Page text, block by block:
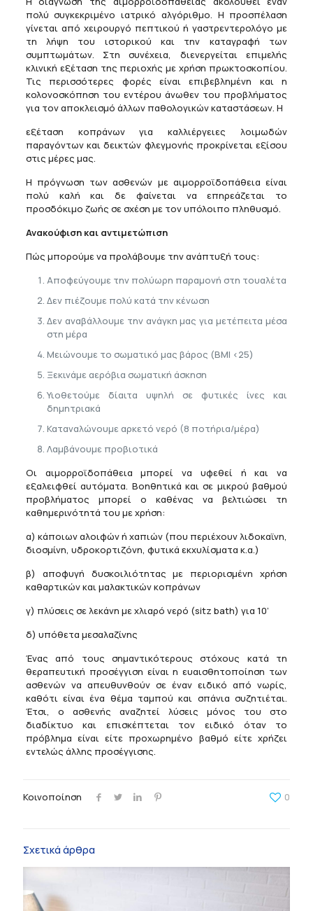
πολύ συγκεκριμένο ιατρικό αλγόριθμο. Η προσπέλαση
γίνεται από χειρουργό πεπτικού ή γαστρεντερολόγο με
τη λήψη του ιστορικού και την καταγραφή των
συμπτωμάτων. Στη συνέχεια, διενεργείται επιμελής
κλινική εξέταση της περιοχής με χρήση πρωκτοσκοπίου.
Τις περισσότερες φορές είναι επιβεβλημένη και η
κολονοσκόπηση του εντέρου άνωθεν του προβλήματος
για τον αποκλεισμό άλλων παθολογικών καταστάσεων. Η
εξέταση κοπράνων για καλλιέργειες λοιμωδών
παραγόντων και δεικτών φλεγμονής προκρίνεται εξίσου
στις μέρες μας.
Η πρόγνωση των ασθενών με αιμορροϊδοπάθεια είναι
πολύ καλή και δε φαίνεται να επηρεάζεται το
προσδόκιμο ζωής σε σχέση με τον υπόλοιπο πληθυσμό.
Ανακούφιση και αντιμετώπιση
Πώς μπορούμε να προλάβουμε την ανάπτυξή τους:
Αποφεύγουμε την πολύωρη παραμονή στη τουαλέτα
Δεν πιέζουμε πολύ κατά την κένωση
Δεν αναβάλλουμε την ανάγκη μας για μετέπειτα μέσα
στη μέρα
Μειώνουμε το σωματικό μας βάρος (BMI <25)
Ξεκινάμε αερόβια σωματική άσκηση
Υιοθετούμε δίαιτα υψηλή σε φυτικές ίνες και
δημητριακά
Καταναλώνουμε αρκετό νερό (8 ποτήρια/μέρα)
Λαμβάνουμε προβιοτικά
Οι αιμορροϊδοπάθεια μπορεί να υφεθεί ή και να
εξαλειφθεί αυτόματα. Βοηθητικά και σε μικρού βαθμού
προβλήματος μπορεί ο καθένας να βελτιώσει τη
καθημερινότητά του με χρήση:
α) κάποιων αλοιφών ή χαπιών (που περιέχουν λιδοκαϊνη,
διοσμίνη, υδροκορτιζόνη, φυτικά εκχυλίσματα κ.α.)
β) αποφυγή δυσκοιλιότητας με περιορισμένη χρήση
καθαρτικών και μαλακτικών κοπράνων
γ) πλύσεις σε λεκάνη με χλιαρό νερό (sitz bath) για 10’
δ) υπόθετα μεσαλαζίνης
Ένας από τους σημαντικότερους στόχους κατά τη
θεραπευτική προσέγγιση είναι η ευαισθητοποίηση των
ασθενών να απευθυνθούν σε έναν ειδικό από νωρίς,
καθότι είναι ένα θέμα ταμπού και σπάνια συζητιέται.
Έτσι, ο ασθενής αναζητεί λύσεις μόνος του στο
διαδίκτυο και επισκέπτεται τον ειδικό όταν το
πρόβλημα είναι είτε προχωρημένο βαθμό είτε χρήζει
εντελώς άλλης προσέγγισης.
Κοινοποίηση 0
Σχετικά άρθρα